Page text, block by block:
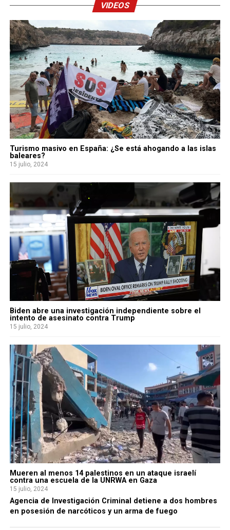
VIDEOS
Turismo masivo en España: ¿Se está ahogando a las islas
baleares?
15 julio, 2024
Biden abre una investigación independiente sobre el
intento de asesinato contra Trump
15 julio, 2024
Mueren al menos 14 palestinos en un ataque israelí
contra una escuela de la UNRWA en Gaza
15 julio, 2024
Agencia de Investigación Criminal detiene a dos hombres
en posesión de narcóticos y un arma de fuego